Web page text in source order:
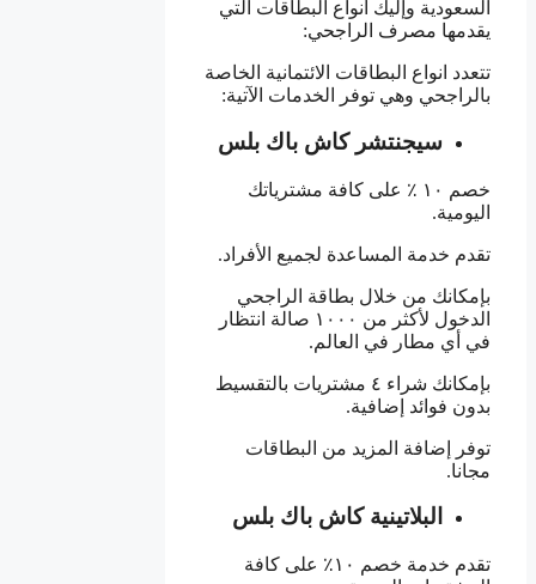
السعودية وإليك أنواع البطاقات التي
يقدمها مصرف الراجحي:
تتعدد انواع البطاقات الائتمانية الخاصة
بالراجحي وهي توفر الخدمات الآتية:
سيجنتشر كاش باك بلس
خصم ١٠ ٪ على كافة مشترياتك
اليومية.
تقدم خدمة المساعدة لجميع الأفراد.
بإمكانك من خلال بطاقة الراجحي
الدخول لأكثر من ١٠٠٠ صالة انتظار
في أي مطار في العالم.
بإمكانك شراء ٤ مشتريات بالتقسيط
بدون فوائد إضافية.
توفر إضافة المزيد من البطاقات
مجانا.
البلاتينية كاش باك بلس
تقدم خدمة خصم ١٠٪ على كافة